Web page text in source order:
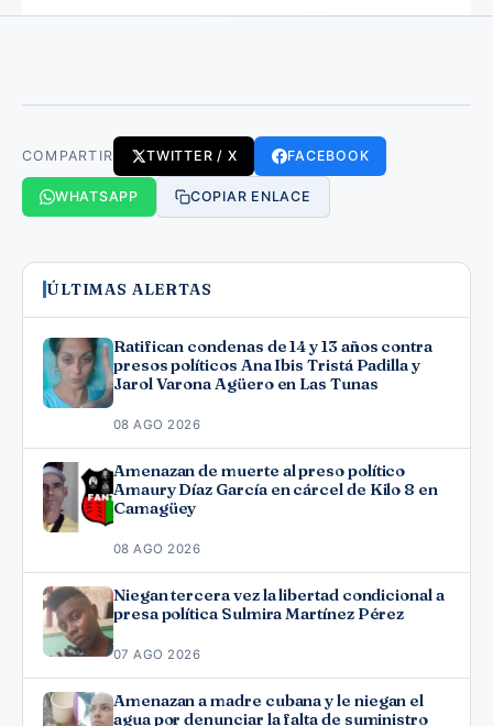
COMPARTIR TWITTER / X FACEBOOK
WHATSAPP COPIAR ENLACE
ÚLTIMAS ALERTAS
Ratifican condenas de 14 y 13 años contra
presos políticos Ana Ibis Tristá Padilla y
Jarol Varona Agüero en Las Tunas
08 AGO 2026
Amenazan de muerte al preso político
Amaury Díaz García en cárcel de Kilo 8 en
Camagüey
08 AGO 2026
Niegan tercera vez la libertad condicional a
presa política Sulmira Martínez Pérez
07 AGO 2026
Amenazan a madre cubana y le niegan el
agua por denunciar la falta de suministro